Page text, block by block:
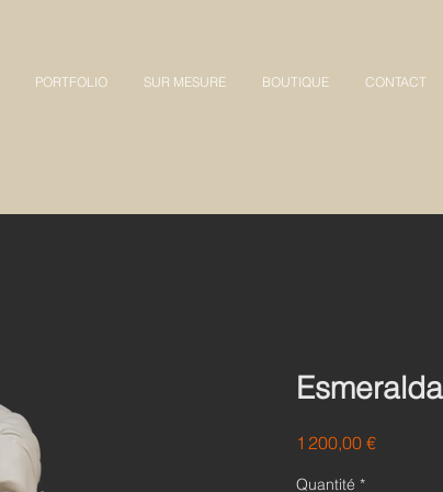
PORTFOLIO SUR MESURE BOUTIQUE CONTACT
Esmeralda
1 200,00 €Prix
Quantité *